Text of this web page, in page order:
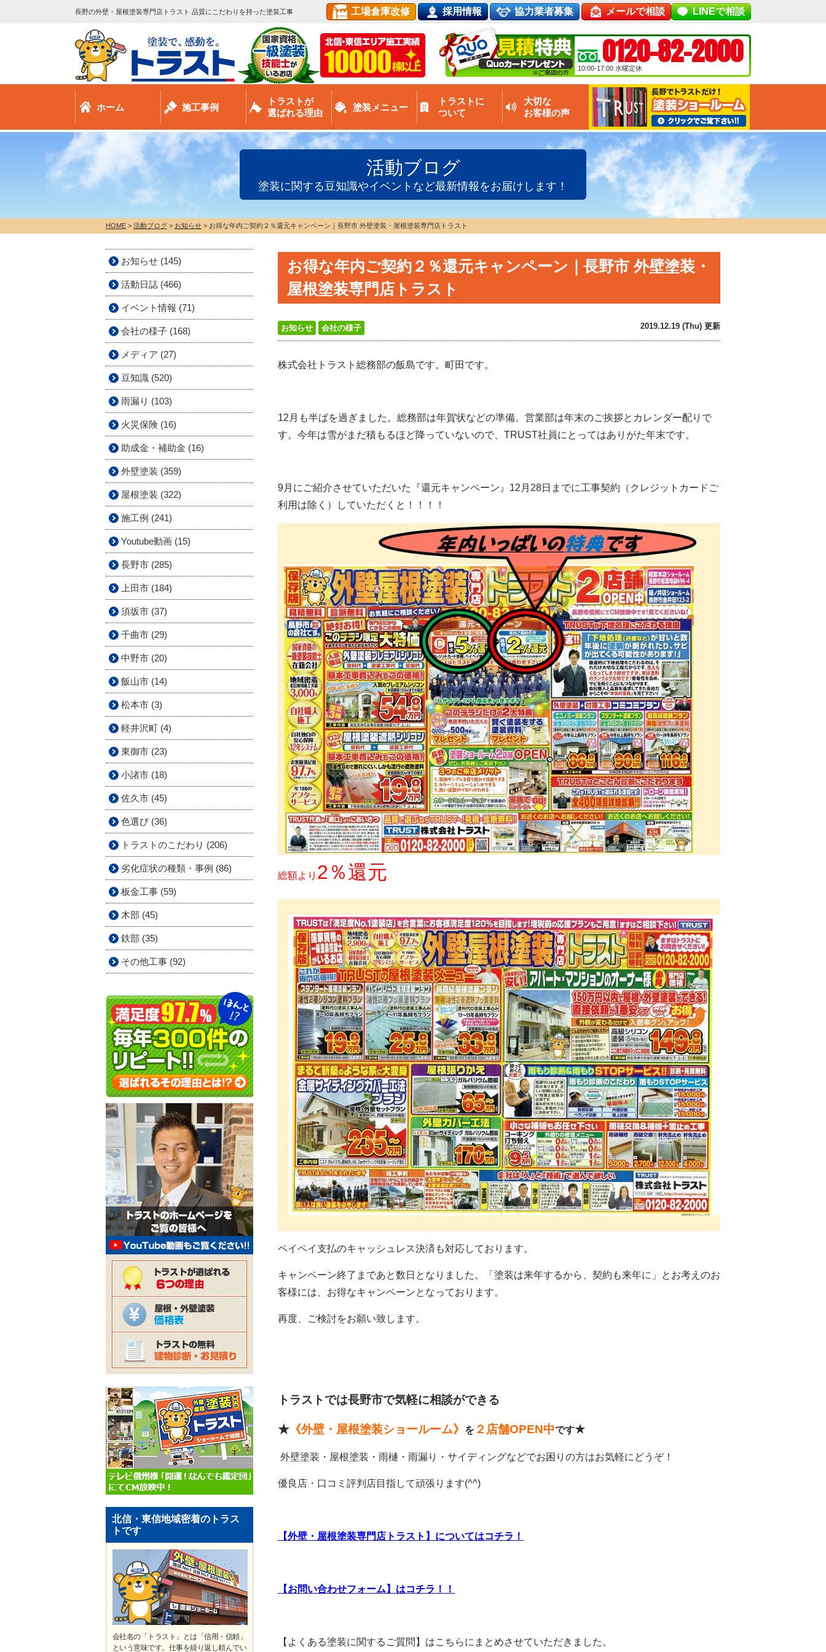
長野の外壁・屋根塗装専門店トラスト 品質にこだわりを持った塗装工事 工場倉庫改修 採用情報 協力業者募集 メールで相談 LINEで相談
0120-82-2000
10:00-17:00 水曜定休
ホーム 施工事例
トラストが
選ばれる理由
塗装メニュー
トラストに
ついて
大切な
お客様の声
活動ブログ
塗装に関する豆知識やイベントなど最新情報をお届けします！
HOME > 活動ブログ > お知らせ > お得な年内ご契約２％還元キャンペーン｜長野市 外壁塗装・屋根塗装専門店トラスト
お得な年内ご契約２％還元キャンペーン｜長野市 外壁塗装・
屋根塗装専門店トラスト
お知らせ 会社の様子 2019.12.19 (Thu) 更新
株式会社トラスト総務部の飯島です。町田です。
12月も半ばを過ぎました。総務部は年賀状などの準備。営業部は年末のご挨拶とカレンダー配りで
す。今年は雪がまだ積もるほど降っていないので、TRUST社員にとってはありがた年末です。
9月にご紹介させていただいた『還元キャンペーン』12月28日までに工事契約（クレジットカードご
利用は除く）していただくと！！！！
総額より 2％還元
ペイペイ支払のキャッシュレス決済も対応しております。
キャンペーン終了まであと数日となりました。「塗装は来年するから、契約も来年に」とお考えのお
客様には、お得なキャンペーンとなっております。
再度、ご検討をお願い致します。
トラストでは長野市で気軽に相談ができる
★ 《外壁・屋根塗装ショールーム》 を ２店舗OPEN中です★
外壁塗装・屋根塗装・雨樋・雨漏り・サイディングなどでお困りの方はお気軽にどうぞ！
優良店・口コミ評判店目指して頑張ります(^^)
【外壁・屋根塗装専門店トラスト】についてはコチラ！
【お問い合わせフォーム】はコチラ！！
【よくある塗装に関するご質問】はこちらにまとめさせていただきました。
お知らせ (145)
活動日誌 (466)
イベント情報 (71)
会社の様子 (168)
メディア (27)
豆知識 (520)
雨漏り (103)
火災保険 (16)
助成金・補助金 (16)
外壁塗装 (359)
屋根塗装 (322)
施工例 (241)
Youtube動画 (15)
長野市 (285)
上田市 (184)
須坂市 (37)
千曲市 (29)
中野市 (20)
飯山市 (14)
松本市 (3)
軽井沢町 (4)
東御市 (23)
小諸市 (18)
佐久市 (45)
色選び (36)
トラストのこだわり (206)
劣化症状の種類・事例 (86)
板金工事 (59)
木部 (45)
鉄部 (35)
その他工事 (92)
北信・東信地域密着のトラス
トです
会社名の「トラスト」とは「信用・信頼」
という意味です。仕事を繰り返し頼んでい